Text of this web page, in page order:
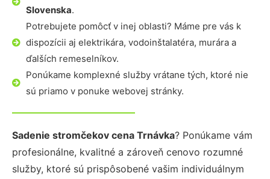
Slovenska.
Potrebujete pomôcť v inej oblasti? Máme pre vás k
dispozícii aj elektrikára, vodoinštalatéra, murára a
ďalších remeselníkov.
Ponúkame komplexné služby vrátane tých, ktoré nie
sú priamo v ponuke webovej stránky.
Sadenie stromčekov cena Trnávka? Ponúkame vám
profesionálne, kvalitné a zároveň cenovo rozumné
služby, ktoré sú prispôsobené vašim individuálnym